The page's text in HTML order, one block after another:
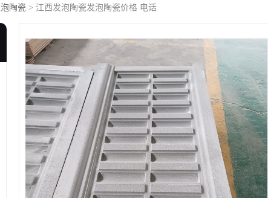
陶瓷 > 江西发泡陶瓷发泡陶瓷价格 电话